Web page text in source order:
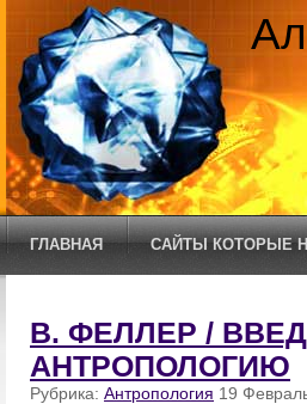
ГЛАВНАЯ САЙТЫ КОТОРЫЕ
В. ФЕЛЛЕР /
АНТРОПОЛОГИЮ
Рубрика: Антропология 19